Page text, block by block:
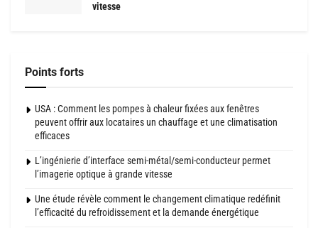
vitesse
Points forts
USA : Comment les pompes à chaleur fixées aux fenêtres
peuvent offrir aux locataires un chauffage et une climatisation
efficaces
L’ingénierie d’interface semi-métal/semi-conducteur permet
l’imagerie optique à grande vitesse
Une étude révèle comment le changement climatique redéfinit
l’efficacité du refroidissement et la demande énergétique